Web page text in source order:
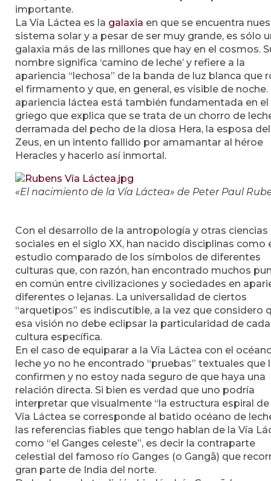
importante.
La Vía Láctea es la galaxia en que se encuentra
sistema solar y a pesar de ser muy grande, es sólo
galaxia más de las millones que hay en el cosmos.
nombre significa ‘camino de leche’ y refiere a la
apariencia “lechosa” de la banda de luz blanca que
el firmamento y que, en general, es visible de noche.
apariencia láctea está también fundamentada en
griego que explica que se trata de un chorro de
derramada del pecho de la diosa Hera, la esposa
Zeus, en un intento fallido por amamantar al héroe
Heracles y hacerlo así inmortal.
«El nacimiento de la Vía Láctea» de Peter Paul
Con el desarrollo de la antropología y otras ciencias
sociales en el siglo XX, han nacido disciplinas como
estudio comparado de los símbolos de diferentes
culturas que, con razón, han encontrado muchos
en común entre civilizaciones y sociedades en
diferentes o lejanas. La universalidad de ciertos
“arquetipos” es indiscutible, a la vez que considero
esa visión no debe eclipsar la particularidad de cada
cultura específica.
En el caso de equiparar a la Vía Láctea con el
leche yo no he encontrado “pruebas” textuales que
confirmen y no estoy nada seguro de que haya una
relación directa. Si bien es verdad que uno podría
interpretar que visualmente “la estructura espiral de
Vía Láctea se corresponde al batido océano de
las referencias fiables que tengo hablan de la Vía
como “el Ganges celeste”, es decir la contraparte
celestial del famoso río Ganges (o Gangā) que
gran parte de India del norte.